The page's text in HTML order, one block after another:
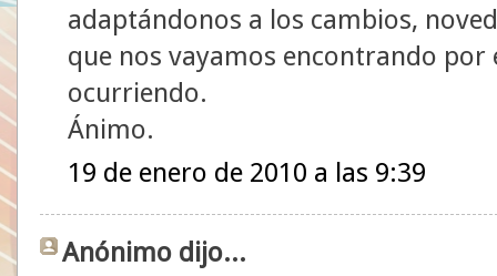
adaptándonos a los cambios,
que nos vayamos encontrando por
ocurriendo.
Ánimo.
19 de enero de 2010 a las 9:39
Anónimo dijo...